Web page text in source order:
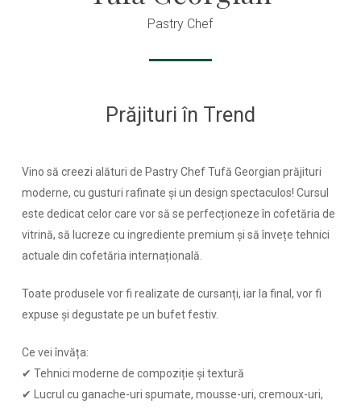
Pastry Chef
Prăjituri în Trend
Vino să creezi alături de Pastry Chef Tufă Georgian prăjituri
moderne, cu gusturi rafinate și un design spectaculos! Cursul
este dedicat celor care vor să se perfecționeze în cofetăria de
vitrină, să lucreze cu ingrediente premium și să învețe tehnici
actuale din cofetăria internațională.
Toate produsele vor fi realizate de cursanți, iar la final, vor fi
expuse și degustate pe un bufet festiv.
Ce vei învăța:
✔ Tehnici moderne de compoziție și textură
✔ Lucrul cu ganache-uri spumate, mousse-uri, cremoux-uri,